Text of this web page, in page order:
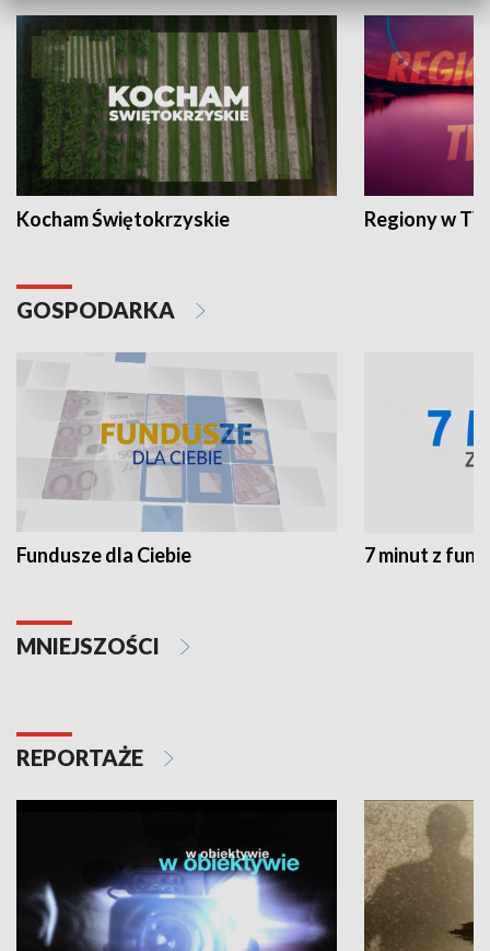
Kocham Świętokrzyskie Regiony w
GOSPODARKA
Fundusze dla Ciebie 7 minut z
MNIEJSZOŚCI
REPORTAŻE